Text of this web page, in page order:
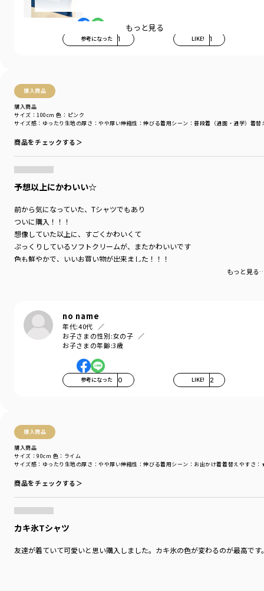
参考になった 1 LIKE! 1
購入商品
購入商品
サイズ感 ：ゆったり 生地の厚さ ：やや厚い伸縮性 ：伸びる着用シーン ：普段着（通園・通学） 着替
サイズ：100cm 色：ピンク
商品をチェックする＞
予想以上にかわいい☆
前から気になっていた、Tシャツでもあり
ついに購入！！！
想像していた以上に、すごくかわいくて
ぷっくりしているソフトクリームが、またかわいいです
色も鮮やかで、いいお買い物が出来ました！！！
もっと見る
no name
年代:40代
お子さまの性別:女の子
お子さまの年齢:3歳
参考になった 0 LIKE! 2
購入商品
購入商品
サイズ感 ：ゆったり 生地の厚さ ：やや厚い伸縮性 ：伸びる着用シーン ：お出かけ着着替えやすさ
サイズ：90cm 色：ライム
商品をチェックする＞
カキ氷Tシャツ
友達が着ていて可愛いと思い購入しました。カキ氷の色が変わるのが最高で
見て、触って楽しい！
美味しそうなアイスモチーフのTシャツです
夏の定番スイーツにきらきら氷のつぶのような
触覚、視覚でも楽しめるTシャツです
あそびごころのあるデザインで
これ1枚でコーデの主役になります
男の子も女の子もどちらでも着用して頂けるデザインです
触れたときにひんやり感じる加工を施しています。
-----
透け感：アイボリーカラーは色の特性上、透け感がございます
伸縮性：あり
着用イメージ/カラー：ライム
モデル：身長108.2cm 体重15kg
シーズン
カテゴリ
／トップス
カラー
／ホワイト
性別タイプ
／ BOY
／11-5206-399
もっと見る